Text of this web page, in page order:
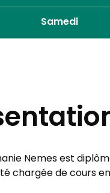
Samedi
Nemes est
chargée de cours